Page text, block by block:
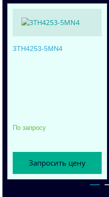
3TH4253-5MN4
По запросу
Запросить цену